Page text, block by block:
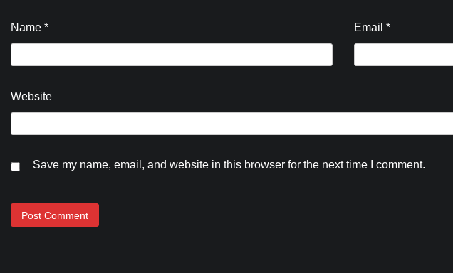
Name * Email*
Website
Save my name, email, and website in this browser for the next time I comment.